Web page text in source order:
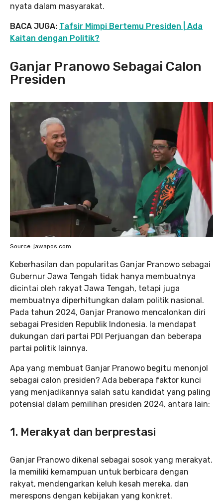
nyata dalam masyarakat.
BACA JUGA: Tafsir Mimpi Bertemu Presiden | Ada
Kaitan dengan Politik?
Ganjar Pranowo Sebagai Calon
Presiden
Source: jawapos.com
Keberhasilan dan popularitas Ganjar Pranowo sebagai
Gubernur Jawa Tengah tidak hanya membuatnya
dicintai oleh rakyat Jawa Tengah, tetapi juga
membuatnya diperhitungkan dalam politik nasional.
Pada tahun 2024, Ganjar Pranowo mencalonkan diri
sebagai Presiden Republik Indonesia. Ia mendapat
dukungan dari partai PDI Perjuangan dan beberapa
partai politik lainnya.
Apa yang membuat Ganjar Pranowo begitu menonjol
sebagai calon presiden? Ada beberapa faktor kunci
yang menjadikannya salah satu kandidat yang paling
potensial dalam pemilihan presiden 2024, antara lain:
1. Merakyat dan berprestasi
Ganjar Pranowo dikenal sebagai sosok yang merakyat.
Ia memiliki kemampuan untuk berbicara dengan
rakyat, mendengarkan keluh kesah mereka, dan
merespons dengan kebijakan yang konkret.